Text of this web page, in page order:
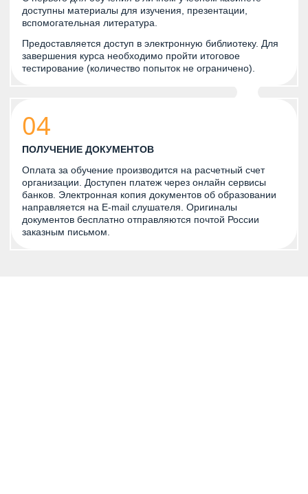
доступны материалы для изучения, презентации,
вспомогательная литература.
Предоставляется доступ в электронную библиотеку. Для
завершения курса необходимо пройти итоговое
тестирование (количество попыток не ограничено).
04
ПОЛУЧЕНИЕ ДОКУМЕНТОВ
Оплата за обучение производится на расчетный счет
организации. Доступен платеж через онлайн сервисы
банков. Электронная копия документов об образовании
направляется на E-mail слушателя. Оригиналы
документов бесплатно отправляются почтой России
заказным письмом.